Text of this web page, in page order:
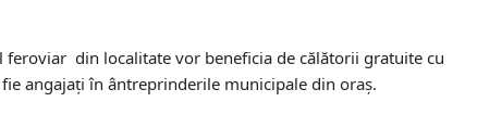
din localitate vor beneficia de călătorii gratuite cu
angajați în ântreprinderile municipale din oraș.